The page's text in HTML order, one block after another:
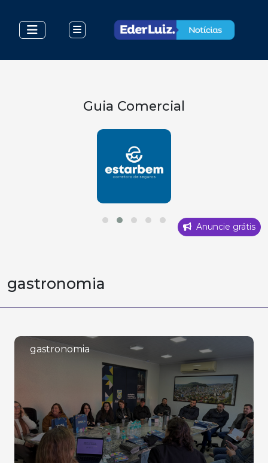
Guia Comercial
Anuncie grátis
gastronomia
gastronomia